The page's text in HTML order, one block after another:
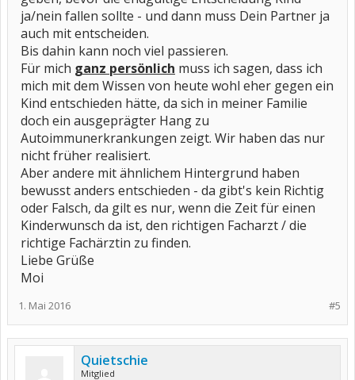
ja/nein fallen sollte - und dann muss Dein Partner ja
auch mit entscheiden.
Bis dahin kann noch viel passieren.
Für mich ganz persönlich muss ich sagen, dass ich
mich mit dem Wissen von heute wohl eher gegen ein
Kind entschieden hätte, da sich in meiner Familie
doch ein ausgeprägter Hang zu
Autoimmunerkrankungen zeigt. Wir haben das nur
nicht früher realisiert.
Aber andere mit ähnlichem Hintergrund haben
bewusst anders entschieden - da gibt's kein Richtig
oder Falsch, da gilt es nur, wenn die Zeit für einen
Kinderwunsch da ist, den richtigen Facharzt / die
richtige Fachärztin zu finden.
Liebe Grüße
Moi
#5
1. Mai 2016
Quietschie
Mitglied